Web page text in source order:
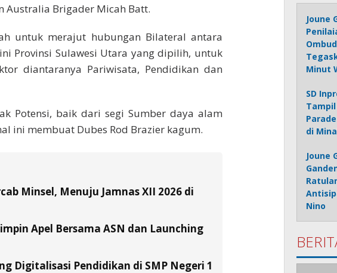
Australia Brigader Micah Batt.
untuk merajut hubungan Bilateral antara
Provinsi Sulawesi Utara yang dipilih, untuk
diantaranya Pariwisata, Pendidikan dan
Potensi, baik dari segi Sumber daya alam
ini membuat Dubes Rod Brazier kagum.
Minsel, Menuju Jamnas XII 2026 di
Apel Bersama ASN dan Launching
Digitalisasi Pendidikan di SMP Negeri 1
Joune
Minut
SD
di
Joune
Nino